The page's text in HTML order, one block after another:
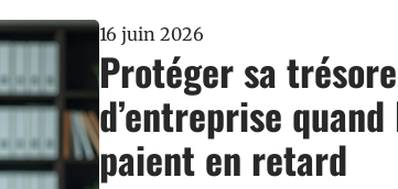
16 juin 2026
Protéger sa
d’entreprise
paient en retard